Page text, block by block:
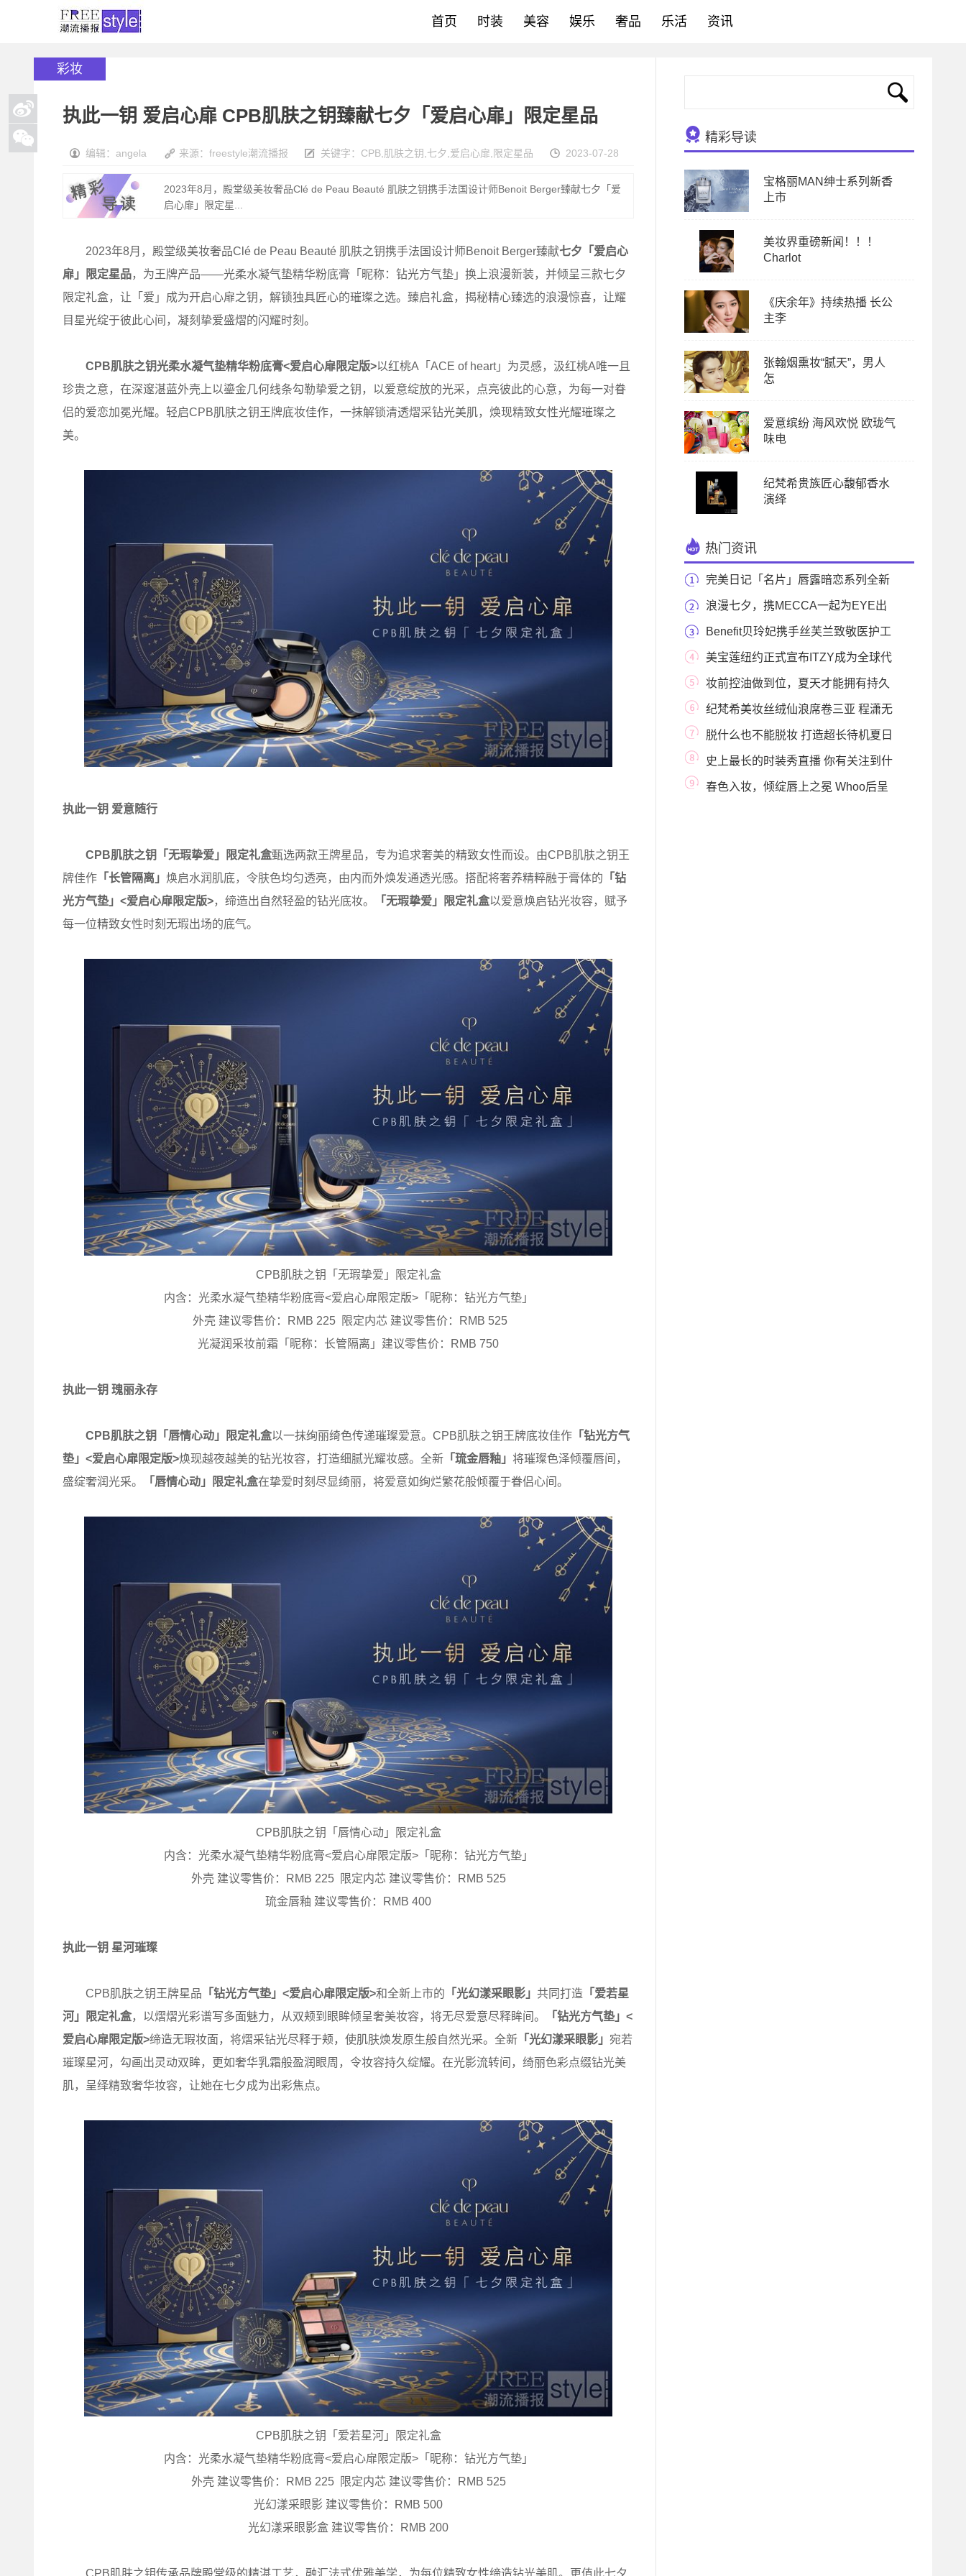
首页 时装 美容 娱乐 奢品 乐活 资讯
彩妆
执此一钥 爱启心扉 CPB肌肤之钥臻献七夕「爱启心扉」限定星品
编辑：angela 来源：freestyle潮流播报 关键字： CPB 肌肤之钥 七夕 爱启心扉 限定星品 2023-07-28
2023年8月，殿堂级美妆奢品Clé de Peau Beauté 肌肤之钥携手法国设计师Benoit Berger臻献七夕「爱
启心扉」限定星...
2023年8月，殿堂级美妆奢品Clé de Peau Beauté 肌肤之钥携手法国设计师Benoit Berger臻献七夕「爱启心
扉」限定星品，为王牌产品——光柔水凝气垫精华粉底膏「昵称：钻光方气垫」换上浪漫新装，并倾呈三款七夕
限定礼盒，让「爱」成为开启心扉之钥，解锁独具匠心的璀璨之选。臻启礼盒，揭秘精心臻选的浪漫惊喜，让耀
目星光绽于彼此心间，凝刻挚爱盛熠的闪耀时刻。
CPB肌肤之钥光柔水凝气垫精华粉底膏<爱启心扉限定版>以红桃A「ACE of heart」为灵感，汲红桃A唯一且
珍贵之意，在深邃湛蓝外壳上以鎏金几何线条勾勒挚爱之钥，以爱意绽放的光采，点亮彼此的心意，为每一对眷
侣的爱恋加冕光耀。轻启CPB肌肤之钥王牌底妆佳作，一抹解锁清透熠采钻光美肌，焕现精致女性光耀璀璨之
美。
执此一钥 爱意随行
CPB肌肤之钥「无瑕挚爱」限定礼盒甄选两款王牌星品，专为追求奢美的精致女性而设。由CPB肌肤之钥王
牌佳作 「长管隔离」 焕启水润肌底，令肤色均匀透亮，由内而外焕发通透光感。搭配将奢养精粹融于膏体的 「钻
光方气垫」<爱启心扉限定版>，缔造出自然轻盈的钻光底妆。 「无瑕挚爱」限定礼盒以爱意焕启钻光妆容，赋予
每一位精致女性时刻无瑕出场的底气。
CPB肌肤之钥「无瑕挚爱」限定礼盒
内含：光柔水凝气垫精华粉底膏<爱启心扉限定版>「昵称：钻光方气垫」
外壳 建议零售价：RMB 225 限定内芯 建议零售价：RMB 525
光凝润采妆前霜「昵称：长管隔离」建议零售价：RMB 750
执此一钥 瑰丽永存
CPB肌肤之钥「唇情心动」限定礼盒以一抹绚丽绮色传递璀璨爱意。CPB肌肤之钥王牌底妆佳作 「钻光方气
垫」<爱启心扉限定版>焕现越夜越美的钻光妆容，打造细腻光耀妆感。全新 「琉金唇釉」 将璀璨色泽倾覆唇间，
盛绽奢润光采。
「唇情心动」限定礼盒在挚爱时刻尽显绮丽，将爱意如绚烂繁花般倾覆于眷侣心间。
CPB肌肤之钥「唇情心动」限定礼盒
内含：光柔水凝气垫精华粉底膏<爱启心扉限定版>「昵称：钻光方气垫」
外壳 建议零售价：RMB 225 限定内芯 建议零售价：RMB 525
琉金唇釉 建议零售价：RMB 400
执此一钥 星河璀璨
CPB肌肤之钥王牌星品 「钻光方气垫」<爱启心扉限定版>和全新上市的 「光幻漾采眼影」 共同打造 「爱若星
河」限定礼盒，以熠熠光彩谱写多面魅力，从双颊到眼眸倾呈奢美妆容，将无尽爱意尽释眸间。
「钻光方气垫」<
爱启心扉限定版>缔造无瑕妆面，将熠采钻光尽释于颊，使肌肤焕发原生般自然光采。全新 「光幻漾采眼影」 宛若
璀璨星河，勾画出灵动双眸，更如奢华乳霜般盈润眼周，令妆容持久绽耀。在光影流转间，绮丽色彩点缀钻光美
肌，呈绎精致奢华妆容，让她在七夕成为出彩焦点。
CPB肌肤之钥「爱若星河」限定礼盒
内含：光柔水凝气垫精华粉底膏<爱启心扉限定版>「昵称：钻光方气垫」
外壳 建议零售价：RMB 225 限定内芯 建议零售价：RMB 525
光幻漾采眼影 建议零售价：RMB 500
光幻漾采眼影盒 建议零售价：RMB 200
精彩导读
宝格丽MAN绅士系列新香
上市
美妆界重磅新闻！！！
Charlot
《庆余年》持续热播 长公
主李
张翰烟熏妆“腻天”，男人
怎
爱意缤纷 海风欢悦 欧珑气
味电
纪梵希贵族匠心馥郁香水
演绎
热门资讯
完美日记「名片」唇露暗恋系列全新
上市 甜嫩少
浪漫七夕，携MECCA一起为EYE出
击 Benefit贝玲妃携手丝芙兰致敬医护工
作者和志愿者
美宝莲纽约正式宣布ITZY成为全球代
言人妆前控油做到位，夏天才能拥有持久
美丽！纪梵希美妆丝绒仙浪席卷三亚 程潇无
畏定义 “脱什么也不能脱妆 打造超长待机夏日
底妆！史上最长的时装秀直播 你有关注到什
么吗？春色入妆，倾绽唇上之冕 Whoo后呈